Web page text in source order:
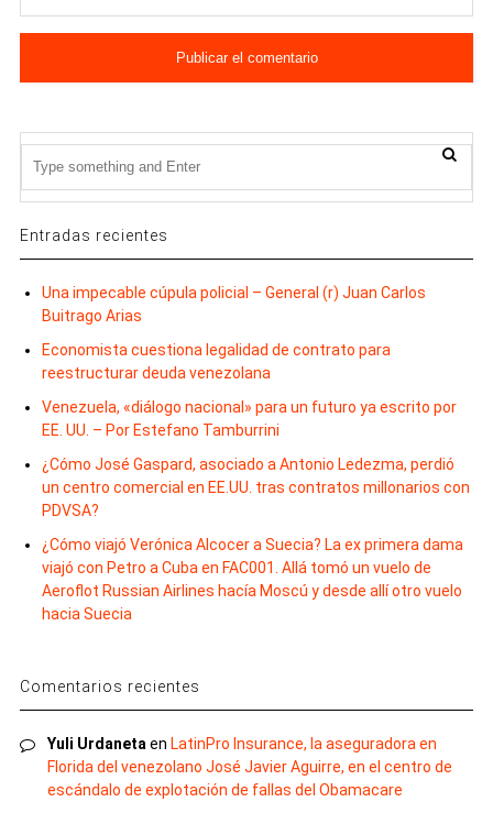
Entradas recientes
Una impecable cúpula policial – General (r) Juan Carlos
Buitrago Arias
Economista cuestiona legalidad de contrato para
reestructurar deuda venezolana
Venezuela, «diálogo nacional» para un futuro ya escrito por
EE. UU. – Por Estefano Tamburrini
¿Cómo José Gaspard, asociado a Antonio Ledezma, perdió
un centro comercial en EE.UU. tras contratos millonarios con
PDVSA?
¿Cómo viajó Verónica Alcocer a Suecia? La ex primera dama
viajó con Petro a Cuba en FAC001. Allá tomó un vuelo de
Aeroflot Russian Airlines hacía Moscú y desde allí otro vuelo
hacia Suecia
Comentarios recientes
Yuli Urdaneta en LatinPro Insurance, la aseguradora en
Florida del venezolano José Javier Aguirre, en el centro de
escándalo de explotación de fallas del Obamacare